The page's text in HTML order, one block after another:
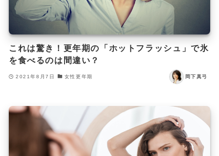
これは驚き！更年期の「ホットフラッシュ」で氷
を食べるのは間違い？
2021年8月7日 女性更年期 岡下真弓